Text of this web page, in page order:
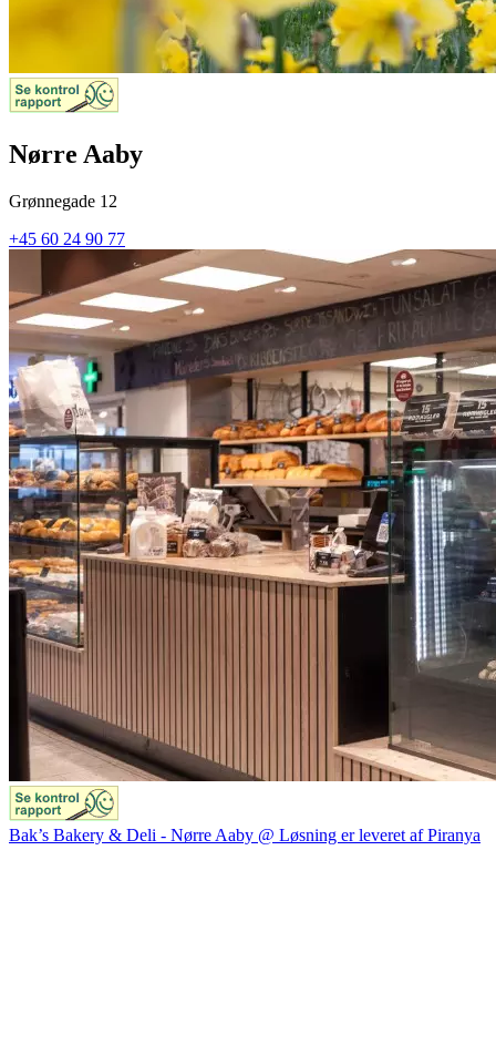
Nørre Aaby
Grønnegade 12
+45 60 24 90 77
Bak’s Bakery & Deli - Nørre Aaby @ Løsning er leveret af Piranya